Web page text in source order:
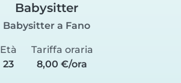
Babysitter
Babysitter a Fano
Età
23
Tariffa oraria
8,00 €/ora